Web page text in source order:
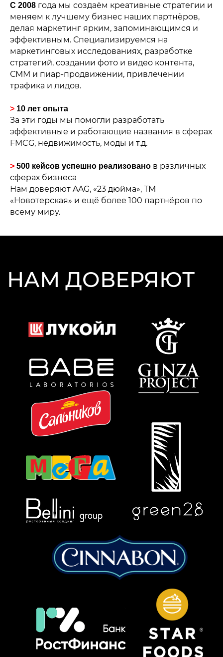
С 2008 года мы создаём креативные стратегии и
меняем к лучшему бизнес наших партнёров,
делая маркетинг ярким, запоминающимся и
эффективным. Специализируемся на
маркетинговых исследованиях, разработке
стратегий, создании фото и видео контента,
СММ и пиар-продвижении, привлечении
трафика и лидов.
> 10 лет опыта
За эти годы мы помогли разработать
эффективные и работающие названия в сферах
FMCG, недвижимость, моды и т.д.
> 500 кейсов успешно реализовано в различных
сферах бизнеса
Нам доверяют AAG, «23 дюйма», ТМ
«Новотерская» и ещё более 100 партнёров по
всему миру.